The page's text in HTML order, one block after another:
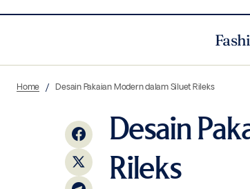
Mengembalikan Hutan Kepada Orang
Home Desain Pakaian Modern dalam Siluet Rileks
Desain
Rileks